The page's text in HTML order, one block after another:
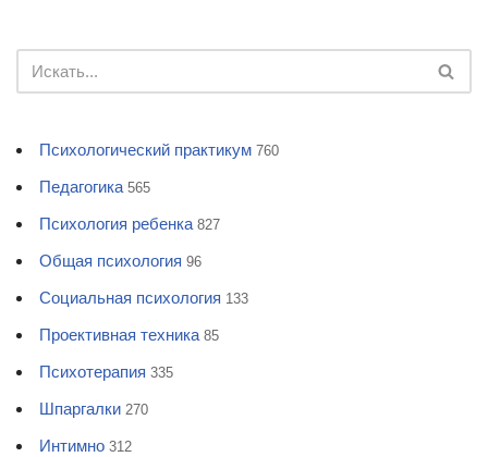
Психологический практикум 760
Педагогика 565
Психология ребенка 827
Общая психология 96
Социальная психология 133
Проективная техника 85
Психотерапия 335
Шпаргалки 270
Интимно 312